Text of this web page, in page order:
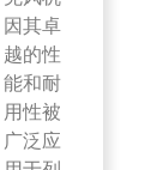
因其卓
越的性
能和耐
用性被
广泛应